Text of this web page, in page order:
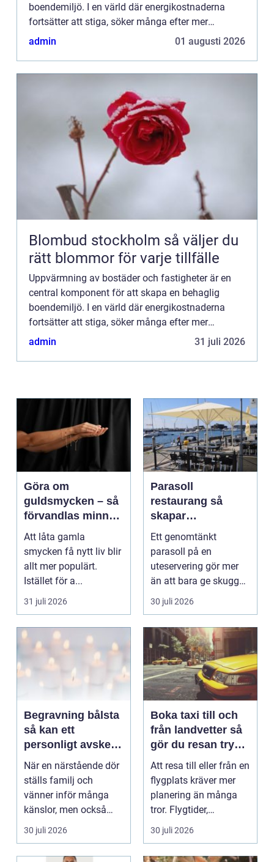
boendemiljö. I en värld där energikostnaderna
fortsätter att stiga, söker många efter mer
kostnadseffektiva o...
admin 01 augusti 2026
Blombud stockholm så väljer du
rätt blommor för varje tillfälle
Uppvärmning av bostäder och fastigheter är en
central komponent för att skapa en behaglig
boendemiljö. I en värld där energikostnaderna
fortsätter att stiga, söker många efter mer
kostnadseffektiva o...
admin 31 juli 2026
Göra om
guldsmycken – så
förvandlas minnen
till nya favoriter
Att låta gamla
smycken få nytt liv blir
allt mer populärt.
Istället för a...
31 juli 2026
Parasoll
restaurang så
skapar
uteserveringen rätt
känsla året runt
Ett genomtänkt
parasoll på en
uteservering gör mer
än att bara ge skugga.
Det påverkar hur länge
gäs...
30 juli 2026
Begravning bålsta
så kan ett
personligt avsked
formas
När en närstående dör
ställs familj och
vänner inför många
känslor, men också
praktiska beslut. En b...
30 juli 2026
Boka taxi till och
från landvetter så
gör du resan trygg
och smidig
Att resa till eller från en
flygplats kräver mer
planering än många
tror. Flygtider,
packning, säker...
30 juli 2026